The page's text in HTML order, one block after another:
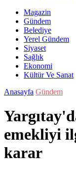
Magazin
Gündem
Belediye
Yerel Gündem
Siyaset
Sağlık
Ekonomi
Kültür Ve Sanat
Anasayfa Gündem
emekliyi
karar